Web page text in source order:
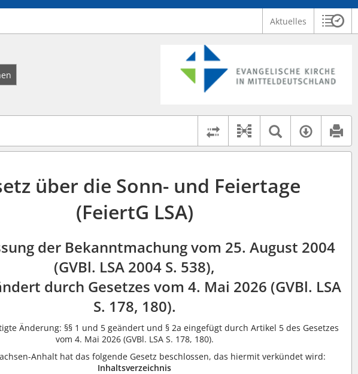
Aktuelles
"*", Bsp. Pfarrer*, findet auch: "Pfarrerinitiative" oder "Pfarrerausschuss".
Logo Ev. Kirche in Mitteldeutschland
Rechtsstände
Dokument-
Textsuche
über die Sonn- und Feiertage
(FeiertG LSA)
der Bekanntmachung vom 25. August 2004
(GVBl. LSA 2004 S. 538),
durch Gesetzes vom 4. Mai 2026 (GVBl. LSA
S. 178, 180).
Änderung: §§ 1 und 5 geändert und § 2a eingefügt durch Artikel 5 des Gesetzes
vom 4. Mai 2026 (GVBl. LSA S. 178, 180).
Anhalt hat das folgende Gesetz beschlossen, das hiermit verkündet wird:
Inhaltsverzeichnis